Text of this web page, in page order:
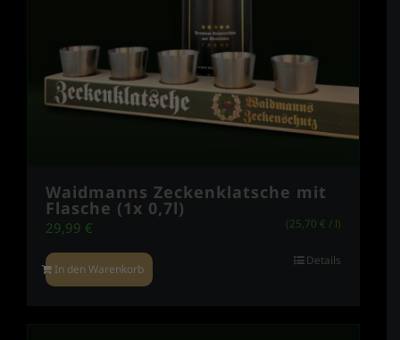
Waidmanns Zeckenklatsche mit
Flasche (1x 0,7l)
29,99 € (25,70 € / l)
In den Warenkorb
Details